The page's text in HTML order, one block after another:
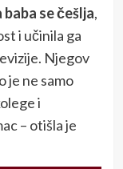
baba se češlja,
i učinila ga
Njegov
je ne samo
i
– otišla je